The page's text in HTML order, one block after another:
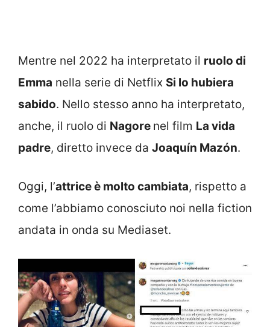
Mentre nel 2022 ha interpretato il ruolo di
Emma nella serie di Netflix Si lo hubiera
sabido. Nello stesso anno ha interpretato,
anche, il ruolo di Nagore nel film La vida
padre, diretto invece da Joaquín Mazón.
Oggi, l’attrice è molto cambiata, rispetto a
come l’abbiamo conosciuto noi nella fiction
andata in onda su Mediaset.